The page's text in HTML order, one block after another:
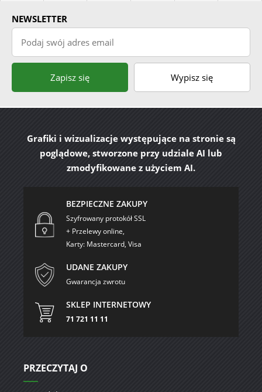
NEWSLETTER
Podaj swój adres email
Zapisz się Wypisz się
Grafiki i wizualizacje występujące na stronie są
poglądowe, stworzone przy udziale AI lub
zmodyfikowane z użyciem AI.
BEZPIECZNE ZAKUPY
Szyfrowany protokół SSL
+ Przelewy online,
Karty: Mastercard, Visa
UDANE ZAKUPY
Gwarancja zwrotu
SKLEP INTERNETOWY
71 721 11 11
PRZECZYTAJ O